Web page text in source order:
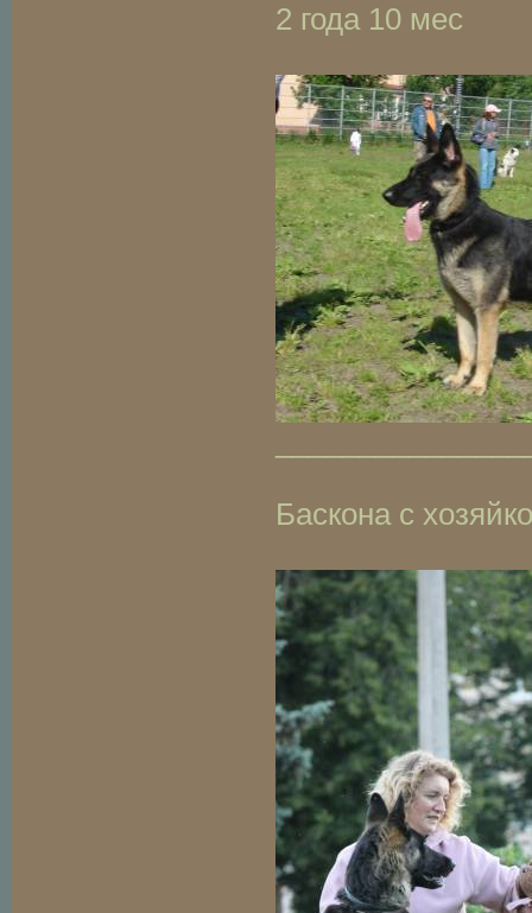
2 года 10 мес
Баскона с